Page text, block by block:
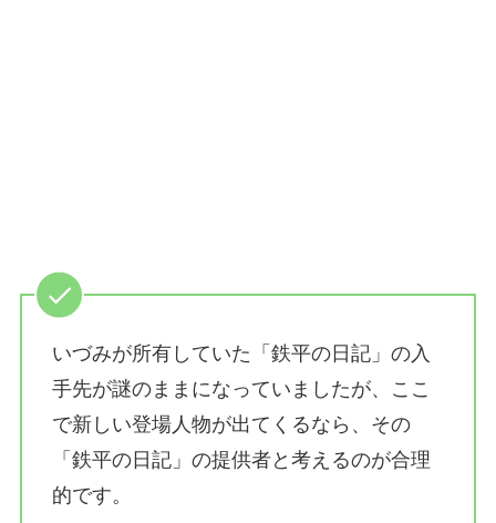
いづみが所有していた「鉄平の日記」の入
手先が謎のままになっていましたが、ここ
で新しい登場人物が出てくるなら、その
「鉄平の日記」の提供者と考えるのが合理
的です。